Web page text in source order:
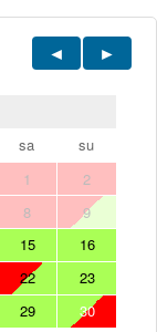
sa
su
1
2
8
9
15
16
22
23
29
30